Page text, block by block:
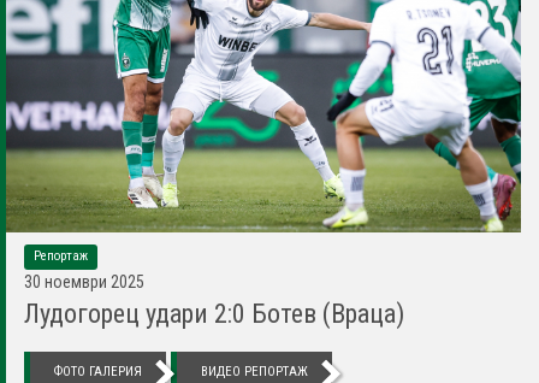
Репортаж
30 ноември 2025
Лудогорец удари 2:0 Ботев (Враца)
ФОТО ГАЛЕРИЯ ВИДЕО РЕПОРТАЖ